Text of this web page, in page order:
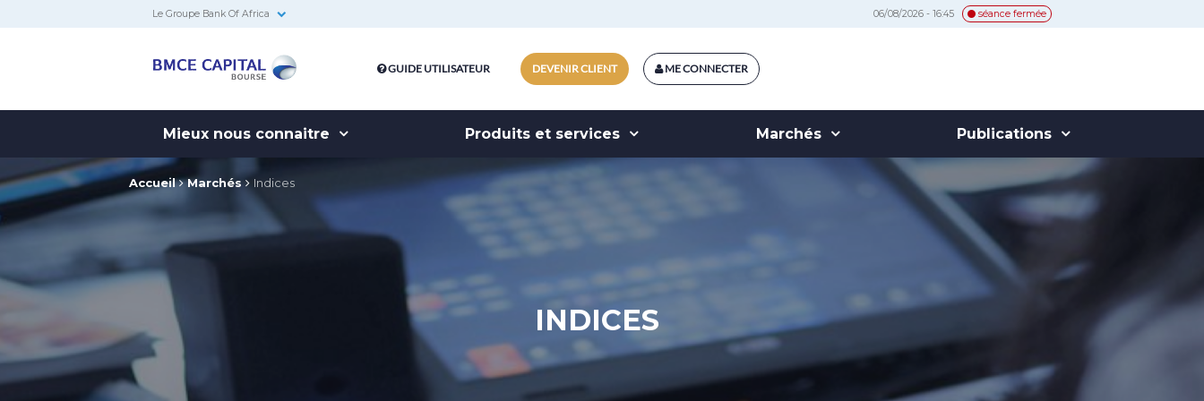
Le Groupe Bank Of Africa 06/08/2026 - 16:45 séance fermée
Bourse
ME CONNECTER
DEVENIR CLIENT
GUIDE UTILISATEUR
Mieux nous connaitre Produits et services Marchés Publications
Accueil Marchés Indices
INDICES